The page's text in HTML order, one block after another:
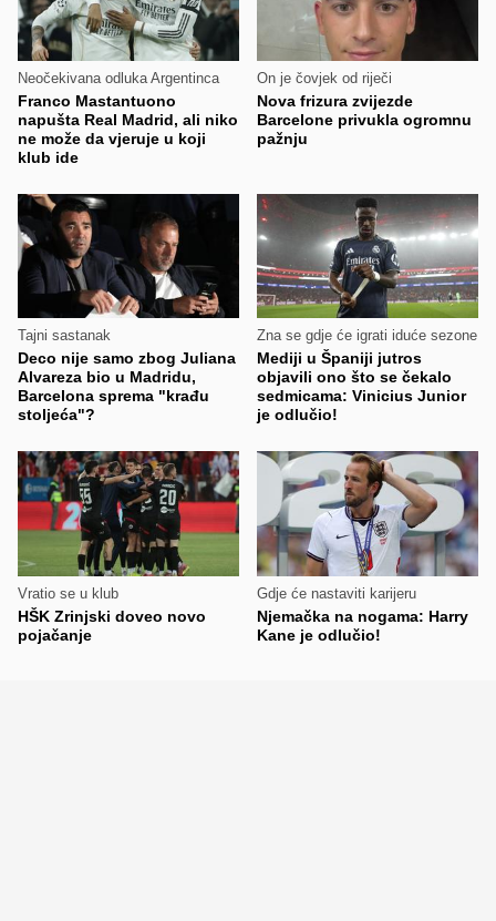
Neočekivana odluka Argentinca
Franco Mastantuono
napušta Real Madrid, ali niko
ne može da vjeruje u koji
klub ide
On je čovjek od riječi
Nova frizura zvijezde
Barcelone privukla ogromnu
pažnju
Tajni sastanak
Deco nije samo zbog Juliana
Alvareza bio u Madridu,
Barcelona sprema "krađu
stoljeća"?
Zna se gdje će igrati iduće sezone
Mediji u Španiji jutros
objavili ono što se čekalo
sedmicama: Vinicius Junior
je odlučio!
Vratio se u klub
HŠK Zrinjski doveo novo
pojačanje
Gdje će nastaviti karijeru
Njemačka na nogama: Harry
Kane je odlučio!